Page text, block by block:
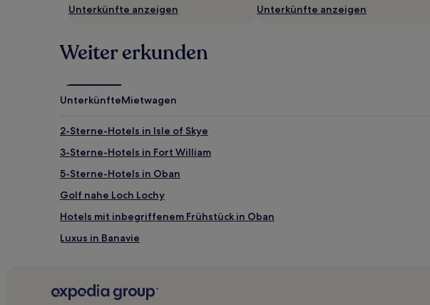
Bedingungen
gelten.
Unterkünfte anzeigen Unterkünfte anzeigen
Weiter erkunden
UnterkünfteMietwagen
2-Sterne-Hotels in Isle of Skye
3-Sterne-Hotels in Fort William
5-Sterne-Hotels in Oban
Golf nahe Loch Lochy
Hotels mit inbegriffenem Frühstück in Oban
Luxus in Banavie
Lgbtqia-Freundliche in Isle of Skye